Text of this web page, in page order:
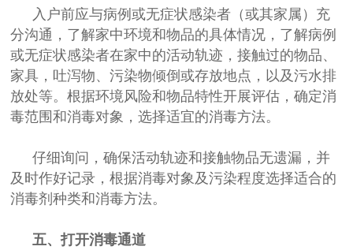
入户前应与病例或无症状感染者（或其家属）充
分沟通，了解家中环境和物品的具体情况，了解病例
或无症状感染者在家中的活动轨迹，接触过的物品、
家具，吐泻物、污染物倾倒或存放地点，以及污水排
放处等。根据环境风险和物品特性开展评估，确定消
毒范围和消毒对象，选择适宜的消毒方法。
仔细询问，确保活动轨迹和接触物品无遗漏，并
及时作好记录，根据消毒对象及污染程度选择适合的
消毒剂种类和消毒方法。
五、打开消毒通道